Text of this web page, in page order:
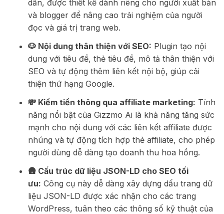
dẫn, được thiết kế dành riêng cho người xuất bản
và blogger để nâng cao trải nghiệm của người
đọc và giá trị trang web.
🐶 Nội dung thân thiện với SEO: Plugin tạo nội
dung với tiêu đề, thẻ tiêu đề, mô tả thân thiện với
SEO và tự động thêm liên kết nội bộ, giúp cải
thiện thứ hạng Google.
💸 Kiếm tiền thông qua affiliate marketing: Tính
năng nổi bật của Gizzmo Ai là khả năng tăng sức
mạnh cho nội dung với các liên kết affiliate được
nhúng và tự động tích hợp thẻ affiliate, cho phép
người dùng dễ dàng tạo doanh thu hoa hồng.
🛖 Cấu trúc dữ liệu JSON-LD cho SEO tối
ưu: Công cụ này dễ dàng xây dựng dấu trang dữ
liệu JSON-LD được xác nhận cho các trang
WordPress, tuân theo các thông số kỹ thuật của